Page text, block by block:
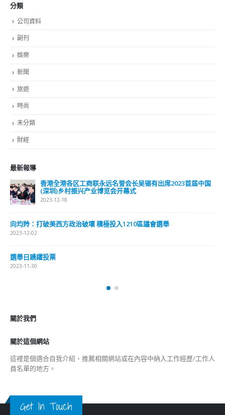
分類
公司資料
副刊
娛樂
新聞
旅遊
時尚
未分類
財經
最新報導
香港全港各区工商联永远名誉会长吴锡有出席2023首届中国
(深圳)乡村振兴产业博览会开幕式
2023-12-18
向均羚：打破美西方政治破壞 積極投入1210區議會選舉
2023-12-02
選舉日踴躍投票
2023-11-30
關於我們
關於這個網站
這裡是個適合自我介紹、推薦相關網站或在內容中納入工作經歷/工作人
員名單的地方。
Get In Touch